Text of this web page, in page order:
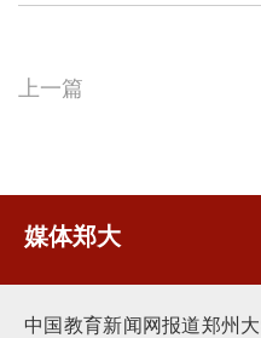
上一篇
媒体郑大
中国教育新闻网报道郑州